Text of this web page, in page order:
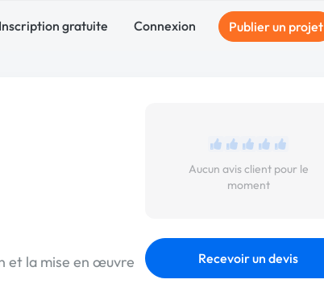
Inscription gratuite Connexion Publier un projet
et la mise en œuvre
Aucun avis client pour le
moment
Recevoir un devis